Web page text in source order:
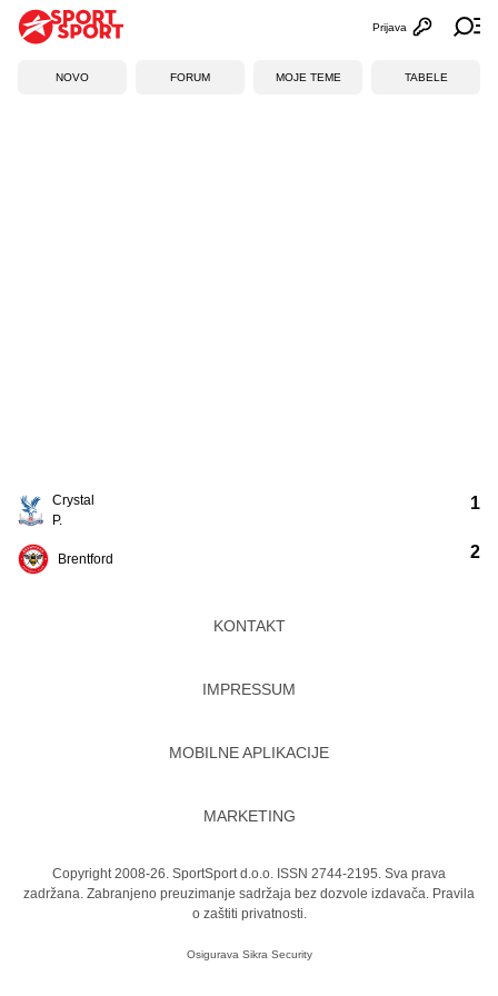
Otvori
Prijava
NOVO FORUM MOJE TEME TABELE
Crystal
P.
Brentford
1
2
KONTAKT
IMPRESSUM
MOBILNE APLIKACIJE
MARKETING
Copyright 2008-26. SportSport d.o.o. ISSN 2744-2195. Sva prava
zadržana. Zabranjeno preuzimanje sadržaja bez dozvole izdavača. Pravila
o zaštiti privatnosti.
Osigurava Sikra Security